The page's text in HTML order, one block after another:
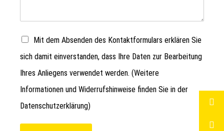
Mit dem Absenden des Kontaktformulars erklären Sie
sich damit einverstanden, dass Ihre Daten zur Bearbeitung
Ihres Anliegens verwendet werden. (Weitere
Informationen und Widerrufshinweise finden Sie in der
Datenschutzerklärung)